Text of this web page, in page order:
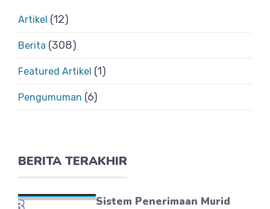
Artikel (12)
Berita (308)
Featured Artikel (1)
Pengumuman (6)
BERITA TERAKHIR
Sistem Penerimaan Murid